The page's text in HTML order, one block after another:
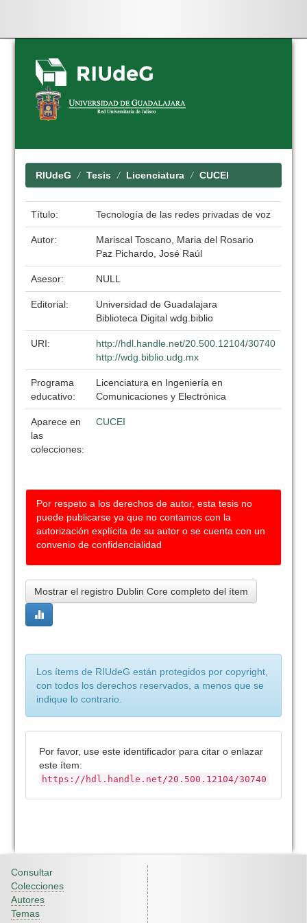
Skip
navigation
RIUdeG Tesis Licenciatura CUCEI
Título: Tecnología de las redes privadas de voz
Autor:
Mariscal Toscano, Maria del Rosario
Paz Pichardo, José Raúl
Asesor: NULL
Editorial:
Universidad de Guadalajara
Biblioteca Digital wdg.biblio
URI:
http://hdl.handle.net/20.500.12104/30740
http://wdg.biblio.udg.mx
Programa
educativo:
Licenciatura en Ingeniería en
Comunicaciones y Electrónica
Aparece en
las
colecciones:
CUCEI
Por respeto a los derechos de autor, esta tesis no
puede publicarse ya que no contamos con la
autorización explícita de su autor o se cuenta con un
convenio de confidencialidad
Mostrar el registro Dublin Core completo del ítem
Los ítems de RIUdeG están protegidos por copyright,
con todos los derechos reservados, a menos que se
indique lo contrario.
Por favor, use este identificador para citar o enlazar
este ítem:
https://hdl.handle.net/20.500.12104/30740
Consultar
Colecciones
Autores
Temas